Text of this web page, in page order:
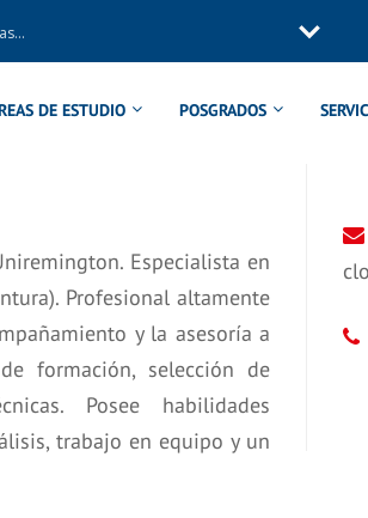
DE ESTUDIO POSGRADOS
Especialista en
Profesional altamente
y la asesoría a
formación, selección de
Posee habilidades
trabajo en equipo y un